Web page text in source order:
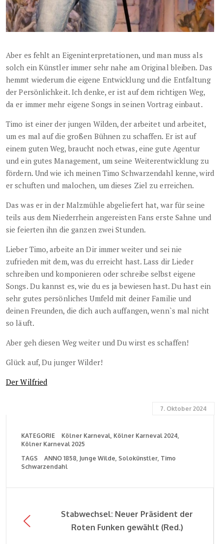
Aber es fehlt an Eigeninterpretationen, und man muss als
solch ein Künstler immer sehr nahe am Original bleiben. Das
hemmt wiederum die eigene Entwicklung und die Entfaltung
der Persönlichkeit. Ich denke, er ist auf dem richtigen Weg,
da er immer mehr eigene Songs in seinen Vortrag einbaut.
Timo ist einer der jungen Wilden, der arbeitet und arbeitet,
um es mal auf die großen Bühnen zu schaffen. Er ist auf
einem guten Weg, braucht noch etwas, eine gute Agentur
und ein gutes Management, um seine Weiterentwicklung zu
fördern. Und wie ich meinen Timo Schwarzendahl kenne, wird
er schuften und malochen, um dieses Ziel zu erreichen.
Das was er in der Malzmühle abgeliefert hat, war für seine
teils aus dem Niederrhein angereisten Fans erste Sahne und
sie feierten ihn die ganzen zwei Stunden.
Lieber Timo, arbeite an Dir immer weiter und sei nie
zufrieden mit dem, was du erreicht hast. Lass dir Lieder
schreiben und komponieren oder schreibe selbst eigene
Songs. Du kannst es, wie du es ja bewiesen hast. Du hast ein
sehr gutes persönliches Umfeld mit deiner Familie und
deinen Freunden, die dich auch auffangen, wenn`s mal nicht
so läuft.
Aber geh diesen Weg weiter und Du wirst es schaffen!
Glück auf, Du junger Wilder!
Der Wilfried
7. Oktober 2024
KATEGORIE Kölner Karneval Kölner Karneval 2024
Kölner Karneval 2025
TAGS
ANNO 1858 Junge Wilde Solokünstler Timo
Schwarzendahl
Stabwechsel: Neuer Präsident der
Roten Funken gewählt (Red.)